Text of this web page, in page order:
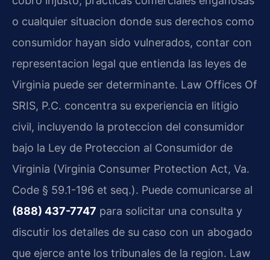
o cualquier situacion donde sus derechos como
consumidor hayan sido vulnerados, contar con
representacion legal que entienda las leyes de
Virginia puede ser determinante. Law Offices Of
SRIS, P.C. concentra su experiencia en litigio
civil, incluyendo la proteccion del consumidor
bajo la Ley de Proteccion al Consumidor de
Virginia (Virginia Consumer Protection Act, Va.
Code § 59.1-196 et seq.). Puede comunicarse al
(888) 437-7747 para solicitar una consulta y
discutir los detalles de su caso con un abogado
que ejerce ante los tribunales de la region. Law